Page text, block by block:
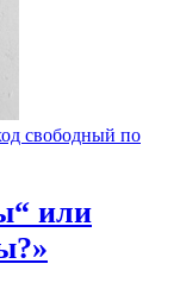
свободный по
или